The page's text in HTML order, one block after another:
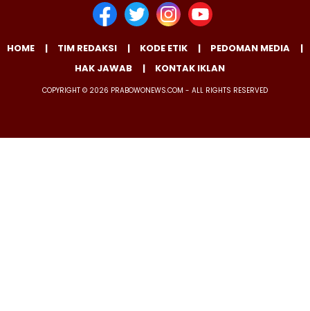
HOME TIM REDAKSI KODE ETIK
PEDOMAN MEDIA
HAK JAWAB
KONTAK IKLAN
COPYRIGHT © 2026 PRABOWONEWS.COM - ALL RIGHTS RESERVED